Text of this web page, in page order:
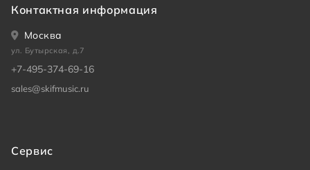
Контактная информация
Москва
ул. Бутырская, д.7
+7-495-374-69-16
sales@skifmusic.ru
Сервис